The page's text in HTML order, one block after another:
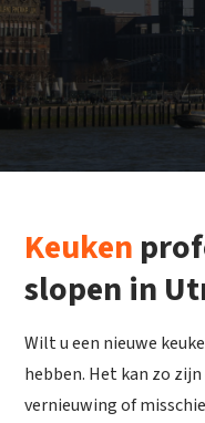
Keuken
slopen in
Wilt u een nieuwe
hebben. Het kan zo
vernieuwing of